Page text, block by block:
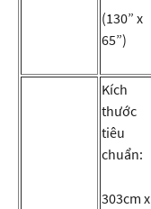
(130” x
65”)
Kích
thước
tiêu
chuẩn:
303cm x